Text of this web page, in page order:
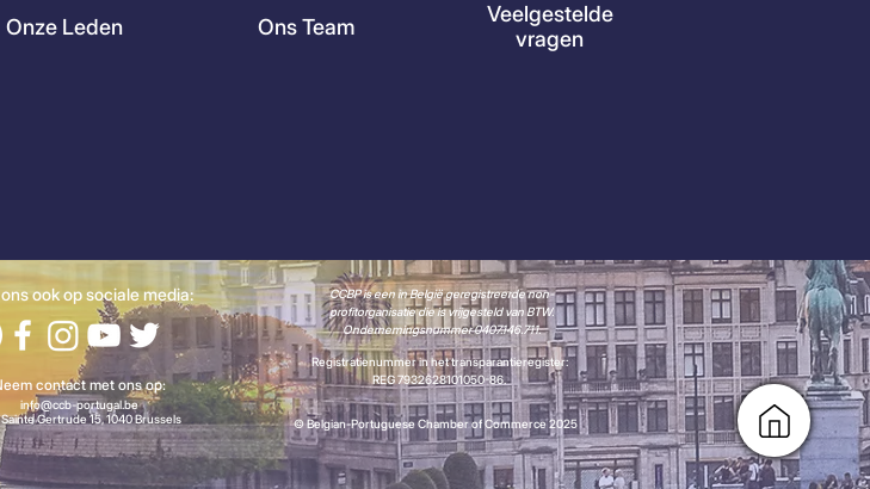
Onze Leden Ons Team
Veelgestelde
vragen
ook op sociale media:
contact met ons op:
info@ccb-portugal.be
Gertrude 15, 1040 Brussels
CCBP is een in België geregistreerde non-
profitorganisatie die is vrijgesteld van BTW.
Ondernemingsnummer 0407.146.711.
Registratienummer in het transparantieregister:
REG 7932628101050-86.
© Belgian-Portuguese Chamber of Commerce 2025